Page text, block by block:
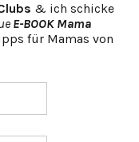
& ich schicke
E-BOOK Mama
für Mamas von